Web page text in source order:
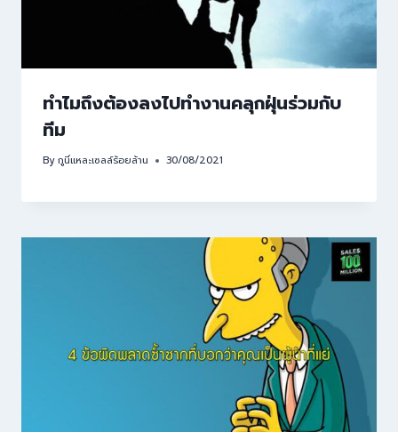
ทำไมถึงต้องลงไปทำงานคลุกฝุ่นร่วมกับ
ทีม
Byกูนี่แหละเซลล์ร้อยล้าน 30/08/2021